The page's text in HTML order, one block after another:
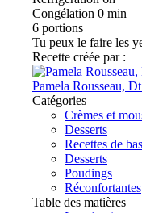
Congélation 0 min
6 portions
Tu peux le faire les
Recette créée par :
Pamela Rousseau,
Catégories
Crèmes et
Desserts
Recettes de
Desserts
Poudings
Réconfortantes
Table des matières